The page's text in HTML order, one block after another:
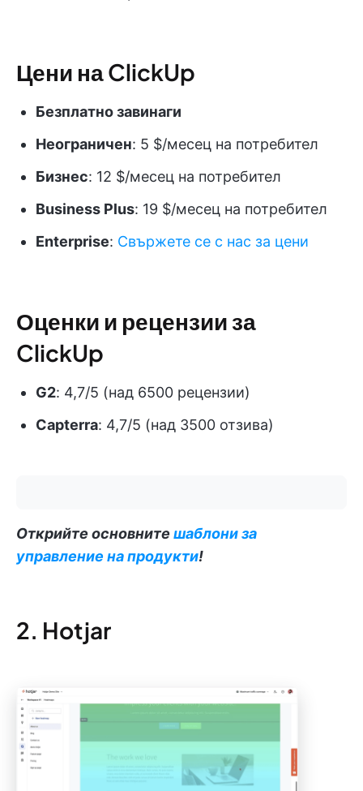
Цени на ClickUp
Безплатно завинаги
Неограничен: 5 $/месец на потребител
Бизнес: 12 $/месец на потребител
Business Plus: 19 $/месец на потребител
Enterprise: Свържете се с нас за цени
Оценки и рецензии за
ClickUp
G2: 4,7/5 (над 6500 рецензии)
Capterra: 4,7/5 (над 3500 отзива)
Открийте основните шаблони за
управление на продукти!
2. Hotjar